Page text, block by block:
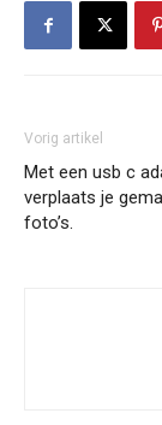
Vorig artikel
Met een usb c
verplaats je
foto’s.